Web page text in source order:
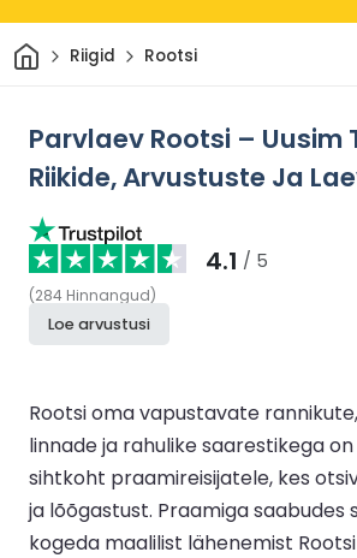
Avaleht
Riigid Rootsi
Parvlaev Rootsi – Uusim
Riikide, Arvustuste Ja
4.1 / 5
(284 Hinnangud)
Loe arvustusi
Rootsi oma vapustavate
linnade ja rahulike saarestikega
sihtkoht praamireisijatele, kes
ja lõõgastust. Praamiga saabudes
kogeda maalilist lähenemist Rootsi